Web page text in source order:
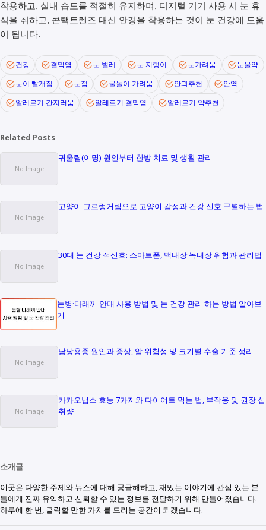
착용하고, 실내 습도를 적절히 유지하며, 디지털 기기 사용 시 눈 휴
식을 취하고, 콘택트렌즈 대신 안경을 착용하는 것이 눈 건강에 도움
이 됩니다.
건강 결막염 눈 벌레 눈 지렁이 눈가려움
눈물약
눈이 빨개짐
눈점 물놀이 가려움 안과추천
안역
알레르기 간지러움
알레르기 결막염 알레르기 약추천
Related Posts
귀울림(이명) 원인부터 한방 치료 및 생활 관리
고양이 그르렁거림으로 고양이 감정과 건강 신호 구별하는 법
30대 눈 건강 적신호: 스마트폰, 백내장·녹내장 위험과 관리법
눈병·다래끼 안대 사용 방법 및 눈 건강 관리 하는 방법 알아보
기
담낭용종 원인과 증상, 암 위험성 및 크기별 수술 기준 정리
카카오닙스 효능 7가지와 다이어트 먹는 법, 부작용 및 권장 섭
취량
소개글
이곳은 다양한 주제와 뉴스에 대해 궁금해하고, 재밌는 이야기에 관심 있는 분
들에게 진짜 유익하고 신뢰할 수 있는 정보를 전달하기 위해 만들어졌습니다.
하루에 한 번, 클릭할 만한 가치를 드리는 공간이 되겠습니다.